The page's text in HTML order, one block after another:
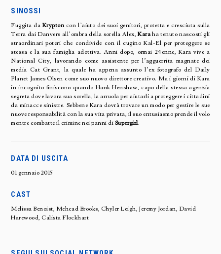
SINOSSI
Fuggita da Kryptoncon l’aiuto dei suoi genitori, protetta e cresciuta sulla
Terra dai Danvers all’ombra della sorella Alex,Karaha tenuto nascosti gli
straordinari poteri che condivide con il cugino Kal-El per proteggere se
stessa e la sua famiglia adottiva. Anni dopo, ormai 24enne, Kara vive a
National City, lavorando come assistente per l’agguerrita magnate dei
media Cat Grant, la quale ha appena assunto l’ex fotografo del Daily
Planet James Olsen come suo nuovo direttore creativo. Ma i giorni di Kara
in incognito finiscono quando Hank Henshaw, capo della stessa agenzia
segreta dove lavora sua sorella, la arruola per aiutarli a proteggere i cittadini
da minacce sinistre. Sebbene Kara dovrà trovare un modo per gestire le sue
nuove responsabilità con la sua vita privata, il suo entusiasmo prende il volo
mentre combatte il crimine nei panni di Supergirl.
DATA DI USCITA
01 gennaio 2015
CAST
Melissa Benoist, Mehcad Brooks, Chyler Leigh, Jeremy Jordan, David
Harewood, Calista Flockhart